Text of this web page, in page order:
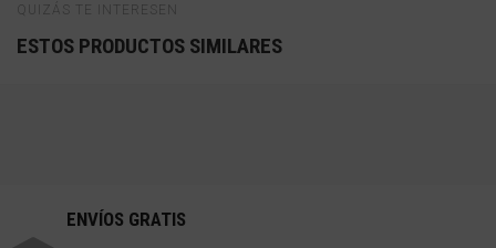
QUIZÁS TE INTERESEN
ESTOS PRODUCTOS SIMILARES
ENVÍOS GRATIS